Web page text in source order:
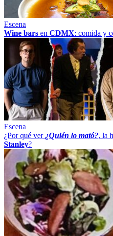
Escena
Wine bars en CDMX: comida y
Escena
¿Por qué ver ¿Quién lo mató?, la
Stanley?